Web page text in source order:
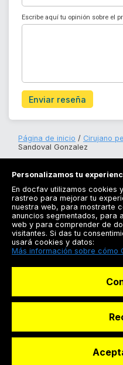
Escribe aquí tu opinión sobre el
Enviar reseña
Página de inicio Cirujano
Sandoval Gonzalez
Docfav
©
Personalizamos tu
En docfav utilizamos cookies
rastreo para mejorar tu
nuestra web, para mostrarte
anuncios segmentados, para
web y para comprender de
visitantes. Si das tu
usará cookies y datos:
Más información sobre cómo